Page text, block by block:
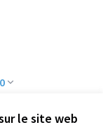
le site web